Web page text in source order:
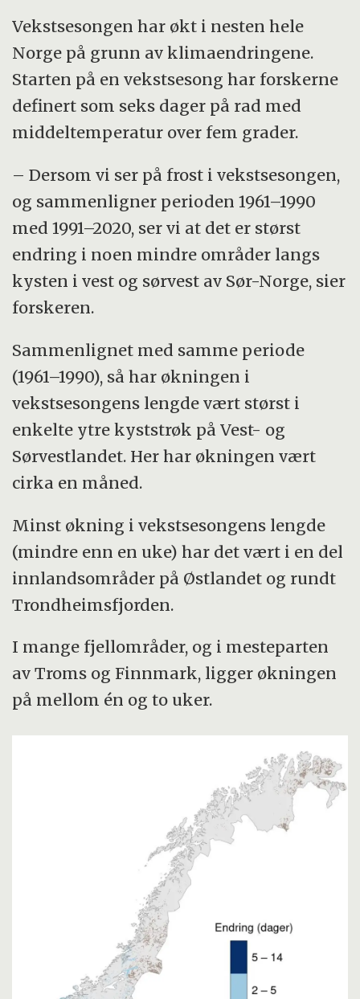
Vekstsesongen har økt i nesten hele
Norge på grunn av klimaendringene.
Starten på en vekstsesong har forskerne
definert som seks dager på rad med
middeltemperatur over fem grader.
– Dersom vi ser på frost i vekstsesongen,
og sammenligner perioden 1961–1990
med 1991–2020, ser vi at det er størst
endring i noen mindre områder langs
kysten i vest og sørvest av Sør-Norge, sier
forskeren.
Sammenlignet med samme periode
(1961–1990), så har økningen i
vekstsesongens lengde vært størst i
enkelte ytre kyststrøk på Vest- og
Sørvestlandet. Her har økningen vært
cirka en måned.
Minst økning i vekstsesongens lengde
(mindre enn en uke) har det vært i en del
innlandsområder på Østlandet og rundt
Trondheimsfjorden.
I mange fjellområder, og i mesteparten
av Troms og Finnmark, ligger økningen
på mellom én og to uker.